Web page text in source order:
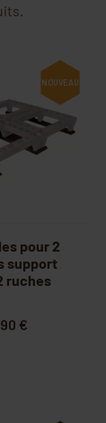
NOUVEAU
pour 2
support
ruches
€